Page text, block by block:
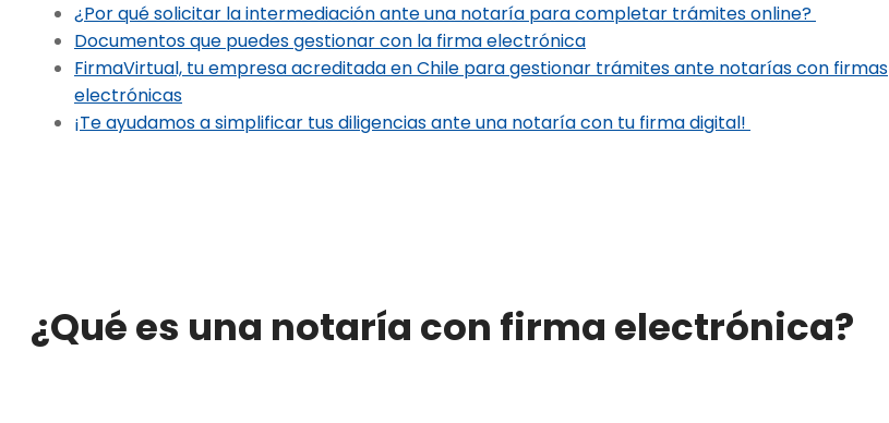
¿Por qué solicitar la intermediación ante una notaría para completar trámites online?
Documentos que puedes gestionar con la firma electrónica
FirmaVirtual, tu empresa acreditada en Chile para gestionar trámites ante notarías con firmas
electrónicas
¡Te ayudamos a simplificar tus diligencias ante una notaría con tu firma digital!
¿Qué es una notaría con firma electrónica?